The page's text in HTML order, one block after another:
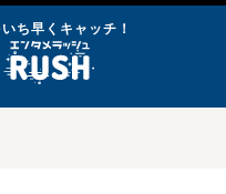
ち早くキャッチ！